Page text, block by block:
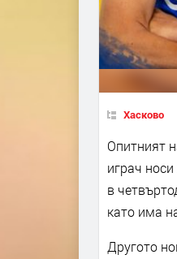
Хасково
Опитният
играч
в
като има
Другото